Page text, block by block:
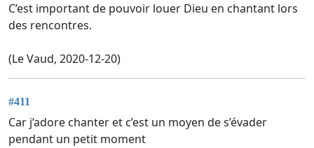
C’est important de pouvoir louer Dieu en chantant lors
des rencontres.
(Le Vaud, 2020-12-20)
#411
Car j’adore chanter et c’est un moyen de s’évader
pendant un petit moment